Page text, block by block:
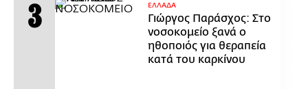
ΕΛΛΑΔΑ
Γιώργος Παράσχος: Στο
νοσοκομείο ξανά ο
ηθοποιός για θεραπεία
κατά του καρκίνου